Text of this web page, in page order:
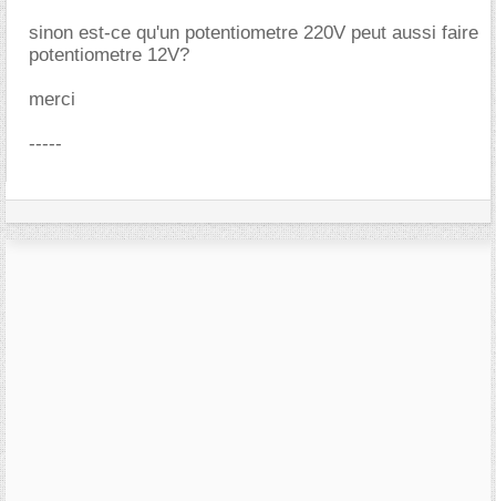
sinon est-ce qu'un potentiometre 220V peut aussi faire
potentiometre 12V?
merci
-----